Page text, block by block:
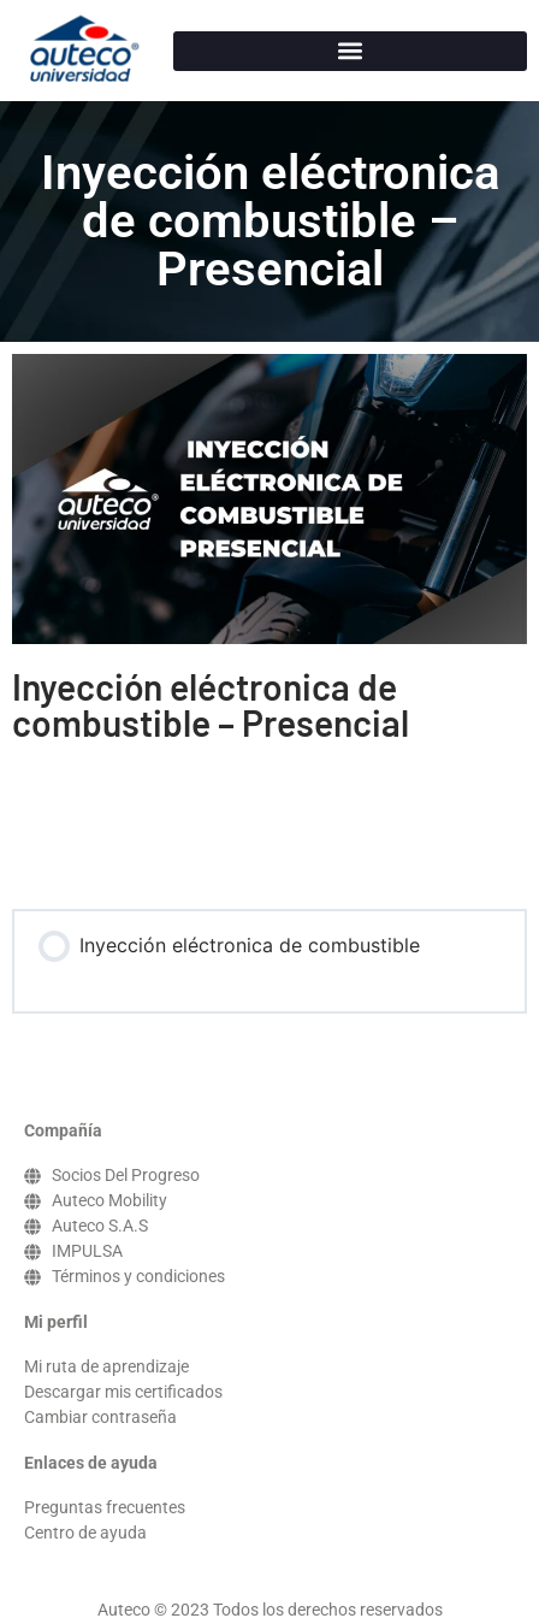
Inyección eléctronica
de combustible –
Presencial
Inyección eléctronica de
combustible – Presencial
Inyección eléctronica de combustible
Compañía
Socios Del Progreso
Auteco Mobility
Auteco S.A.S
IMPULSA
Términos y condiciones
Mi perfil
Mi ruta de aprendizaje
Descargar mis certificados
Cambiar contraseña
Enlaces de ayuda
Preguntas frecuentes
Centro de ayuda
Auteco © 2023 Todos los derechos reservados